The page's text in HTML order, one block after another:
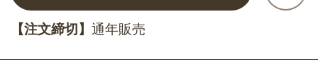
【注文締切】 通年販売